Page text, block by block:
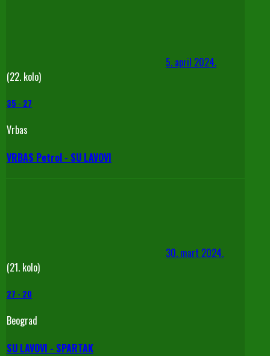
5. april 2024.
(22. kolo)
35 - 27
Vrbas
VRBAS Petrol - SU LAVOVI
30. mart 2024.
(21. kolo)
27 - 20
Beograd
SU LAVOVI - SPARTAK